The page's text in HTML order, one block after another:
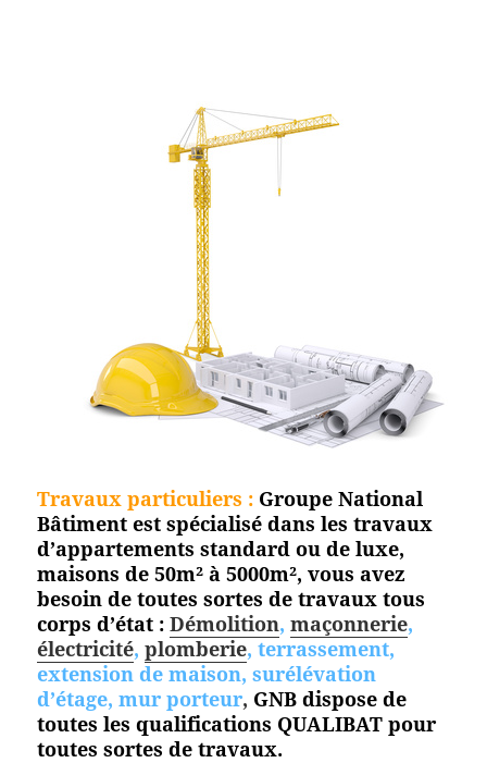
Travaux particuliers : Groupe National
Bâtiment est spécialisé dans les travaux
d’appartements standard ou de luxe,
maisons de 50m² à 5000m², vous avez
besoin de toutes sortes de travaux tous
corps d’état : Démolition,maçonnerie,
électricité,plomberie, terrassement,
extension de maison, surélévation
d’étage, mur porteur, GNB dispose de
toutes les qualifications QUALIBAT pour
toutes sortes de travaux.